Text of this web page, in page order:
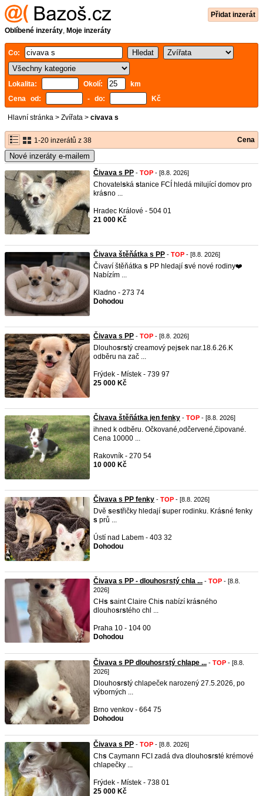
Přidat inzerát
Oblíbené inzeráty, Moje inzeráty
Co:
Lokalita: Okolí:
km
Cena od:
- do: Kč
Hlavní stránka > Zvířata > civava s
1-20 inzerátů z 38 Cena
Nové inzeráty e-mailem
Čivava s PP - TOP - [8.8. 2026]
Chovatel ská stanice FCÍ hledá milující domov pro
krásno ...
Hradec Králové - 504 01
21 000 Kč
Čivava štěňátka s PP - TOP - [8.8. 2026]
Čivaví štěňátka s PP hledají své nové rodiny❤️
Nabízím ...
Kladno - 273 74
Dohodou
Čivava s PP - TOP - [8.8. 2026]
Dlouhosrstý creamový pejsek nar.18.6.26.K
odběru na zač ...
Frýdek - Místek - 739 97
25 000 Kč
Čivava štěñátka jen fenky - TOP - [8.8. 2026]
ihned k odbĕru. Očkované,odčervené,čipované.
Cena 10000 ...
Rakovník - 270 54
10 000 Kč
Čivava s PP fenky - TOP - [8.8. 2026]
Dvě sestřičky hledají super rodinku. Krásné fenky
s prů ...
Ústí nad Labem - 403 32
Dohodou
Čivava s PP - dlouhosrstý chla ... - TOP - [8.8.
2026]
CHs saint Claire Chis nabízí krásného
dlouhosrstého chl ...
Praha 10 - 104 00
Dohodou
Čivava s PP dlouhosrstý chlape ... - TOP - [8.8.
2026]
Dlouhosrstý chlapeček narozený 27.5.2026, po
výborných ...
Brno venkov - 664 75
Dohodou
Čivava s PP - TOP - [8.8. 2026]
Chs Caymann FCI zadá dva dlouhosrsté krémové
chlapečky ...
Frýdek - Místek - 738 01
25 000 Kč